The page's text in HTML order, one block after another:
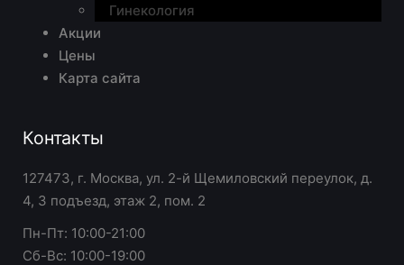
Гинекология
Акции
Цены
Карта сайта
Контакты
127473, г. Москва, ул. 2-й Щемиловский переулок, д.
4, 3 подъезд, этаж 2, пом. 2
Пн-Пт: 10:00-21:00
Сб-Вс: 10:00-19:00